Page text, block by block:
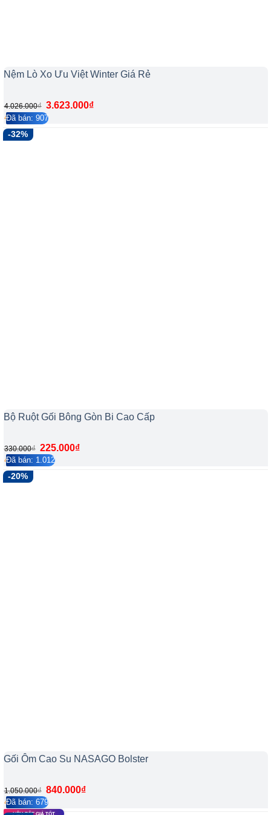
Nệm Lò Xo Ưu Việt Winter Giá Rẻ
4.026.000₫ 3.623.000₫
4.2/5 127
Đã bán: 907
-32%
Bộ Ruột Gối Bông Gòn Bi Cao Cấp
330.000₫ Giá
gốc
225.000₫Giá
4.2/5 204
Đã bán: 1.012
-20%
Gối Ôm Cao Su NASAGO Bolster
1.050.000₫ Giá
gốc
840.000₫Giá
4.2/5 122
Đã bán: 679